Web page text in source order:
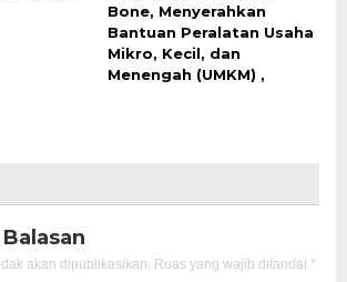
Bone, Menyerahkan
Bantuan Peralatan Usaha
Mikro, Kecil, dan
Menengah (UMKM) ,
akan dipublikasikan. Ruas yang wajib ditandai *